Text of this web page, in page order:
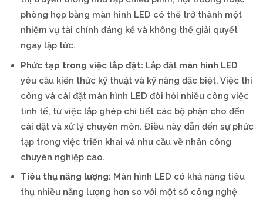
phòng họp bằng màn hình LED có thể trở thành một
nhiệm vụ tài chính đáng kể và không thể giải quyết
ngay lập tức.
Phức tạp trong việc lắp đặt: Lắp đặt màn hình LED
yêu cầu kiến thức kỹ thuật và kỹ năng đặc biệt. Việc thi
công và cài đặt màn hình LED đòi hỏi nhiều công việc
tinh tế, từ việc lắp ghép chi tiết các bộ phận cho đến
cài đặt và xử lý chuyên môn. Điều này dẫn đến sự phức
tạp trong việc triển khai và nhu cầu về nhân công
chuyên nghiệp cao.
Tiêu thụ năng lượng: Màn hình LED có khả năng tiêu
thụ nhiều năng lượng hơn so với một số công nghệ